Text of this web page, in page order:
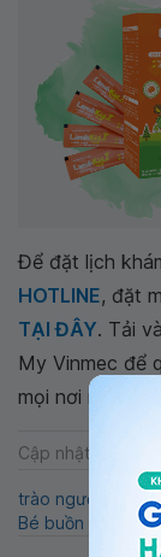
Để đặt lịch
HOTLINE, đặt
TẠI ĐÂY. Tải
My Vinmec để
mọi nơi ngay
Cập nhật: 22-07-
trào ngược dạ
Bé buồn nôn